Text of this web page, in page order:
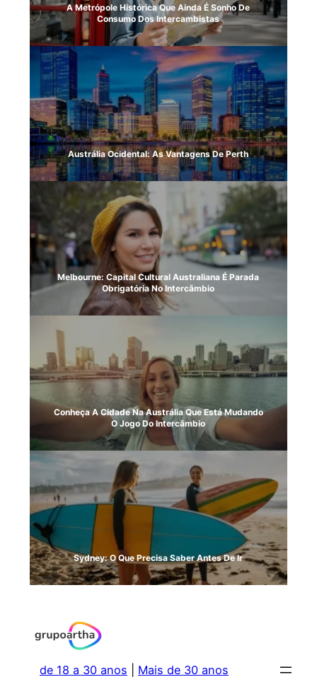
A Metrópole Histórica Que Ainda É Sonho De
Consumo Dos Intercambistas
Austrália Ocidental: As Vantagens De Perth
Melbourne: Capital Cultural Australiana É Parada
Obrigatória No Intercâmbio
Conheça A Cidade Na Austrália Que Está Mudando
O Jogo Do Intercâmbio
Sydney: O Que Precisa Saber Antes De Ir
de 18 a 30 anos Mais de 30 anos